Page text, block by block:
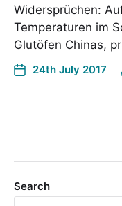
Widersprüchen:
Temperaturen im
Glutöfen Chinas,
24th July 2017
Search